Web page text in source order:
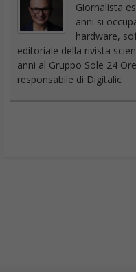
Giornalista
anni si
hardware,
editoriale della rivista
anni al Gruppo Sole 24
responsabile di Digitalic